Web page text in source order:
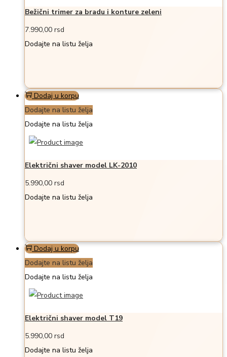
Bežični trimer za bradu i konture zeleni
7.990,00 rsd
Dodajte na listu želja
Dodaj u korpu
Dodajte na listu želja
Dodajte na listu želja
Električni shaver model LK-2010
5.990,00 rsd
Dodajte na listu želja
Dodaj u korpu
Dodajte na listu želja
Dodajte na listu želja
Električni shaver model T19
5.990,00 rsd
Dodajte na listu želja